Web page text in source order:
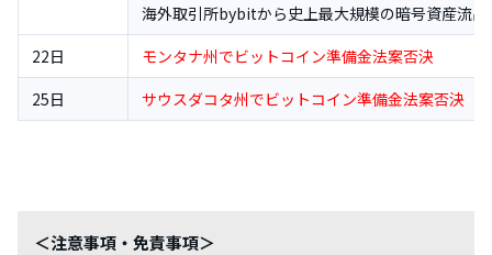
海外取引所bybitから史上最大規模の暗号資産流出
22日
モンタナ州でビットコイン準備金法案否決
25日
サウスダコタ州でビットコイン準備金法案否決
＜注意事項・免責事項＞